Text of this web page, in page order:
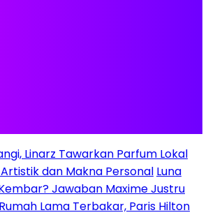
Linarz Tawarkan Parfum Lokal
dan Makna Personal Luna
Jawaban Maxime Justru
Rumah Lama Terbakar, Paris Hilton